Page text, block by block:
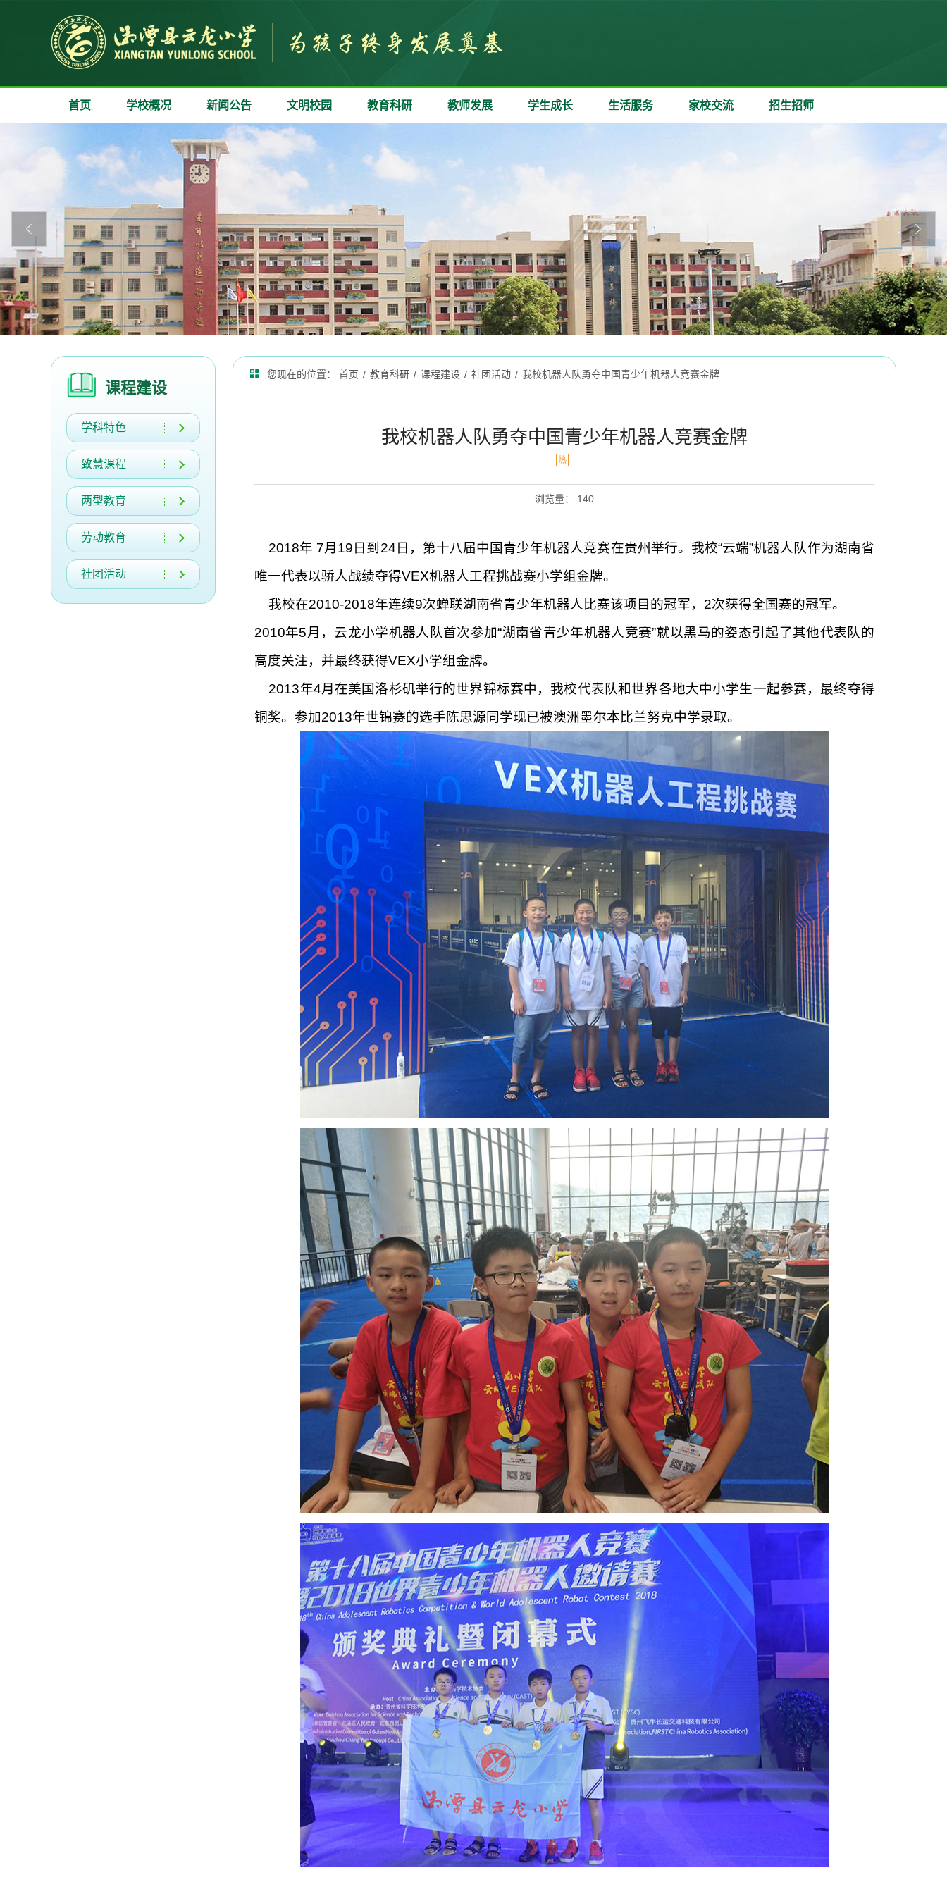
首页 学校概况 新闻公告 文明校园 教育科研 教师发展 学生成长 生活服务 家校交流 招生招师
 
课程建设
学科特色
致慧课程
两型教育
劳动教育
社团活动
您现在的位置： 首页 / 教育科研 / 课程建设 / 社团活动 / 我校机器人队勇夺中国青少年机器人竞赛金牌
我校机器人队勇夺中国青少年机器人竞赛金牌
热
浏览量： 140
2018年 7月19日到24日，第十八届中国青少年机器人竞赛在贵州举行。我校“云端”机器人队作为湖南省
唯一代表以骄人战绩夺得VEX机器人工程挑战赛小学组金牌。
我校在2010-2018年连续9次蝉联湖南省青少年机器人比赛该项目的冠军，2次获得全国赛的冠军。
2010年5月，云龙小学机器人队首次参加“湖南省青少年机器人竞赛”就以黑马的姿态引起了其他代表队的
高度关注，并最终获得VEX小学组金牌。
2013年4月在美国洛杉矶举行的世界锦标赛中，我校代表队和世界各地大中小学生一起参赛，最终夺得
铜奖。参加2013年世锦赛的选手陈思源同学现已被澳洲墨尔本比兰努克中学录取。